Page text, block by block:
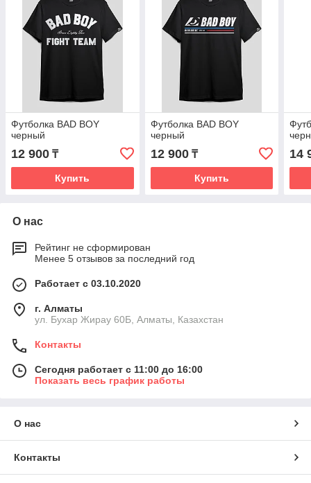
Футболка BAD BOY
черный
12 900 ₸
Купить
Футболка BAD BOY
черный
12 900₸
Купить
14
О нас
Рейтинг не сформирован
Менее 5 отзывов за последний год
Работает с 03.10.2020
г. Алматы
ул. Бухар Жирау 60Б, Алматы, Казахстан
Контакты
Сегодня работает с 11:00 до 16:00
Показать весь график работы
О нас
Контакты